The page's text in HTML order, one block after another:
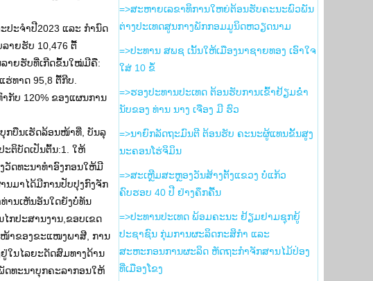
ປະຈຳປີ2023 ແລະ ກຳນົດ
າຍຮັບ 10,476 ຕື້
ລາຍຮັບທີ່ເກີດຂຶ້ນໃໝ່ມີຄື:
ທາດ 95,8 ຕື້ກີບ.
ກັບ 120% ຂອງແຜນການ
ກບືນເຮັດລ້ອນໜ້າທີ່, ບັນລຸ
ະຕິບັດເປັນຕົ້ນ:1. ໃຫ້
ວັດທະນາທຳອົງກອນໃຫ້ມີ
ມາໄດ້ມີການປັບປຸງກົງຈັກ
ານເຫັນອັນໃດຍັງບໍ່ທັນ
ກປະສານງານ,ຂອບເຂດ
າຂອງຂະແໜງພາສີ, ການ
ໃນໄລຍະດັດສົມທາງດ້ານ
ດທະນາບຸກຄະລາກອນໃຫ້
=>ສະຫາຍເລຂາທິການໃຫຍ່ຕ້ອນຮັບຄະນະພົວພັນ
ຕ່າງປະເທດສູນກາງພັກກອມມູນິດຫວຽດນາມ
=>ປະທານ ສພຊ ເນັ້ນໃຫ້ເມືອງນາຊາຍທອງ ເອົາໃຈ
ໃສ່ 10 ຂໍ້
=>ຮອງ​ປະທານ​ປະເທດ ຕ້ອນຮັບ​ການ​ເຂົ້າ​ຢ້ຽມ​ຂ່ຳ
ນັບ​ຂອງ ທ່ານ ນາງ ເຈືອງ ມີ ຮົວ
=>ນາຍົກລັດຖະມົນຕີ ຕ້ອນຮັບ ຄະນະຜູ້ແທນຂັ້ນສູງ
ນະຄອນໂຮ່ຈິມິນ
=>ສະເຫຼີມສະຫຼອງວັນສ້າງຕັ້ງແຂວງ ບໍ່ແກ້ວ
ຄົບຮອບ 40 ປີ ຢ່າງຄຶກຄື້ນ
=>ປະທານປະເທດ ພ້ອມຄະນະ ຢ້ຽມຢາມຊຸກຍູ້
ປະຊາຊົນ ກຸ່ມການຜະລິດກະສິກຳ ແລະ
ສະຫະກອນການຜະລິດ ຫັດຖະກຳຈັກສານໄມ້ປ່ອງ
ທີ່ເມືອງໂຂງ